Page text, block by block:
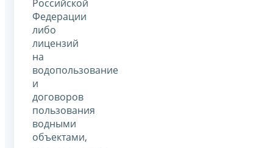
Российской
Федерации
либо
лицензий
на
водопользование
и
договоров
пользования
водными
объектами,